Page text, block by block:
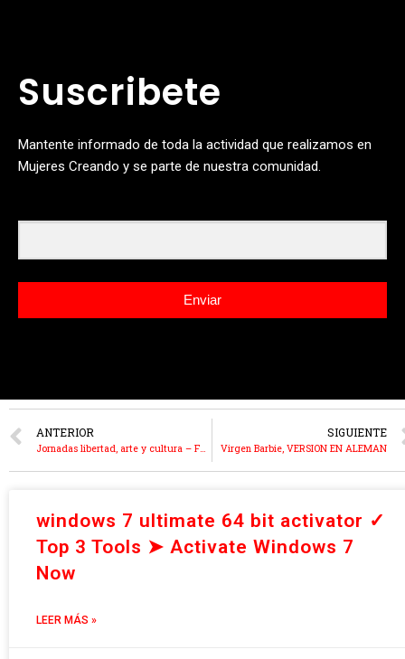
Suscribete
Mantente informado de toda la actividad que realizamos en
Mujeres Creando y se parte de nuestra comunidad.
Enviar
ANTERIOR
Jornadas libertad, arte y cultura – FUNDACIÓN GABEIRAS
SIGUIENTE
Virgen Barbie, VERSION EN ALEMAN
windows 7 ultimate 64 bit activator ✓
Top 3 Tools ➤ Activate Windows 7
Now
LEER MÁS »